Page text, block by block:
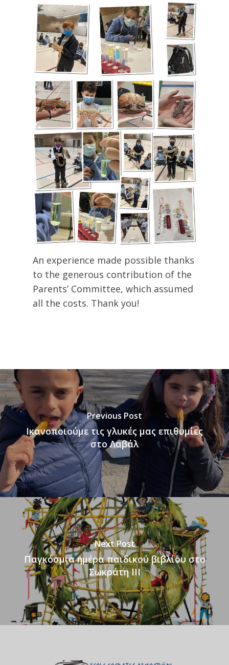
An experience made possible thanks
to the generous contribution of the
Parents’ Committee, which assumed
all the costs. Thank you!
Previous Post
Ικανοποιούμε τις γλυκές μας επιθυμίες
στο Λαβάλ
Next Post
Παγκόσμια ημέρα παιδικού βιβλίου στο
Σωκράτη ΙΙΙ